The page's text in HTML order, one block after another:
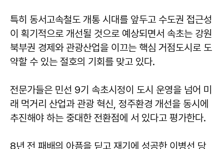
특히 동서고속철도 개통 시대를 앞두고 수도권 접근성
이 획기적으로 개선될 것으로 예상되면서 속초는 강원
북부권 경제와 관광산업을 이끄는 핵심 거점도시로 도
약할 수 있는 절호의 기회를 맞고 있다.
전문가들은 민선 9기 속초시정이 도시 운영을 넘어 미
래 먹거리 산업과 관광 혁신, 정주환경 개선을 동시에
추진해야 하는 중대한 전환점에 서 있다고 평가한다.
8년 전 패배의 아픔을 딛고 재기에 성공한 이병선 당